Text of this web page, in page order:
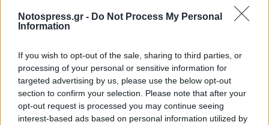
Notospress.gr - Do Not Process My Personal
Information
If you wish to opt-out of the sale, sharing to third parties, or
processing of your personal or sensitive information for
targeted advertising by us, please use the below opt-out
section to confirm your selection. Please note that after your
opt-out request is processed you may continue seeing
interest-based ads based on personal information utilized by
ακολούθησαν και βοήθησαν την προσπάθεια
των νεαρών αθλητών.
Εξάλλου, από το τμήμα καλαθοσφαίρισης της
Α.Ε.Σ. ανακοινώνεται ότι η νέα αθλητική χρονιά
θα ξεκινήσει στις 22 Αυγούστου. Εγγραφές και
πληροφορίες παρέχονται καθ’ όλη τη διάρκεια